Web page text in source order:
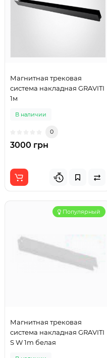
Магнитная трековая
система накладная GRAVITI
1м
В наличии
0
3000 грн
Популярный
Магнитная трековая
система накладная GRAVITI
S W 1m белая